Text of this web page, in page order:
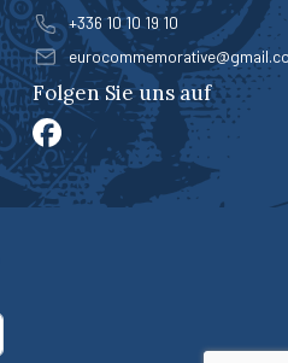
+336 10 10 19 10
Folgen Sie uns auf